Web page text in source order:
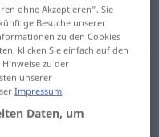
)
ohne Akzeptieren“. Sie
Besuche unserer
zu den Cookies
klicken Sie einfach auf den
zu der
unserer
Impressum.
Daten, um